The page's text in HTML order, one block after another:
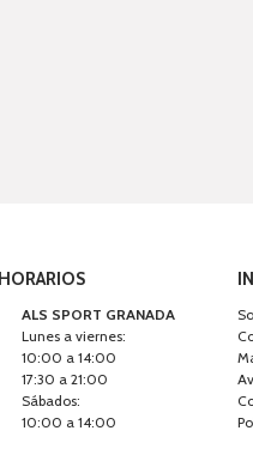
HORARIOS
ALS SPORT GRANADA
Lunes a viernes:
10:00 a 14:00
17:30 a 21:00
Sábados:
10:00 a 14:00